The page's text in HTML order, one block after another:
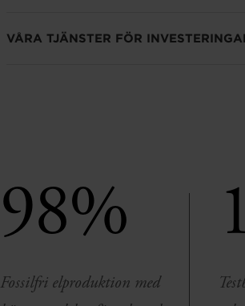
VÅRA TJÄNSTER FÖR
98%
Fossilfri elproduktion med